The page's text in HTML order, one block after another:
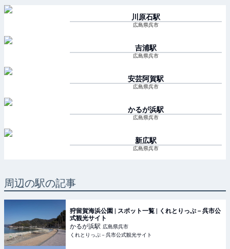
川原石駅
広島県呉市
吉浦駅
広島県呉市
安芸阿賀駅
広島県呉市
かるが浜駅
広島県呉市
新広駅
広島県呉市
周辺の駅の記事
狩留賀海浜公園 | スポット一覧 | くれとりっぷ－呉市公
式観光サイト
かるが浜駅 広島県呉市
くれとりっぷ－呉市公式観光サイト